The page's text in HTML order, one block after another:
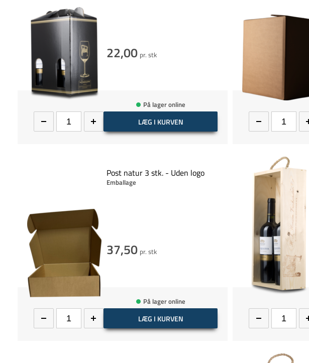
22,00 pr. stk
På lager online
LÆG I KURVEN
Post natur 3 stk. - Uden logo
Emballage
37,50 pr. stk
På lager online
LÆG I KURVEN